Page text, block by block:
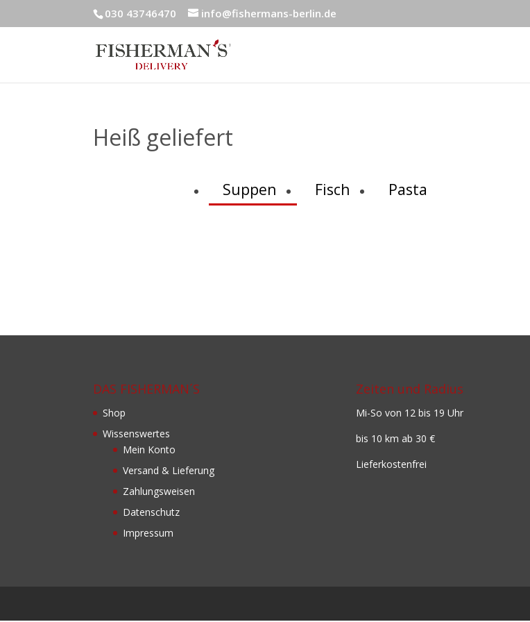
030 43746470 info@fishermans-berlin.de
Heiß geliefert
Suppen Fisch Pasta
DAS FISHERMAN´S
Shop
Wissenswertes
Mein Konto
Versand & Lieferung
Zahlungsweisen
Datenschutz
Impressum
Zeiten und Radius
Mi-So von 12 bis 19 Uhr
bis 10 km ab 30 €
Lieferkostenfrei